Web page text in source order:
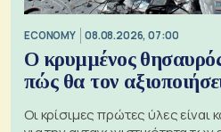
ECONOMY 08.08.2026, 07:00
Ο κρυμμένος
πώς θα τον
Οι κρίσιμες πρώτες ύλες είναι